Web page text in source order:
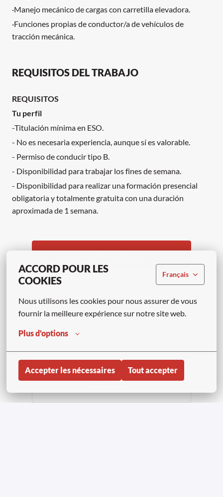
ACCORD POUR LES
COOKIES
Français
Nous utilisons les cookies pour nous assurer de vous
fournir la meilleure expérience sur notre site web.
Plus d'options
Accepter les nécessaires Tout accepter
·Manejo mecánico de cargas con carretilla elevadora.
·Funciones propias de conductor/a de vehículos de
tracción mecánica.
REQUISITOS DEL TRABAJO
REQUISITOS
Tu perfil
-Titulación mínima en ESO.
- No es necesaria experiencia, aunque sí es valorable.
- Permiso de conducir tipo B.
- Disponibilidad para trabajar los fines de semana.
- Disponibilidad para realizar una formación presencial
obligatoria y totalmente gratuita con una duración
aproximada de 1 semana.
APPLY WITH INDEED
UNAVAILABLE
Update cookies